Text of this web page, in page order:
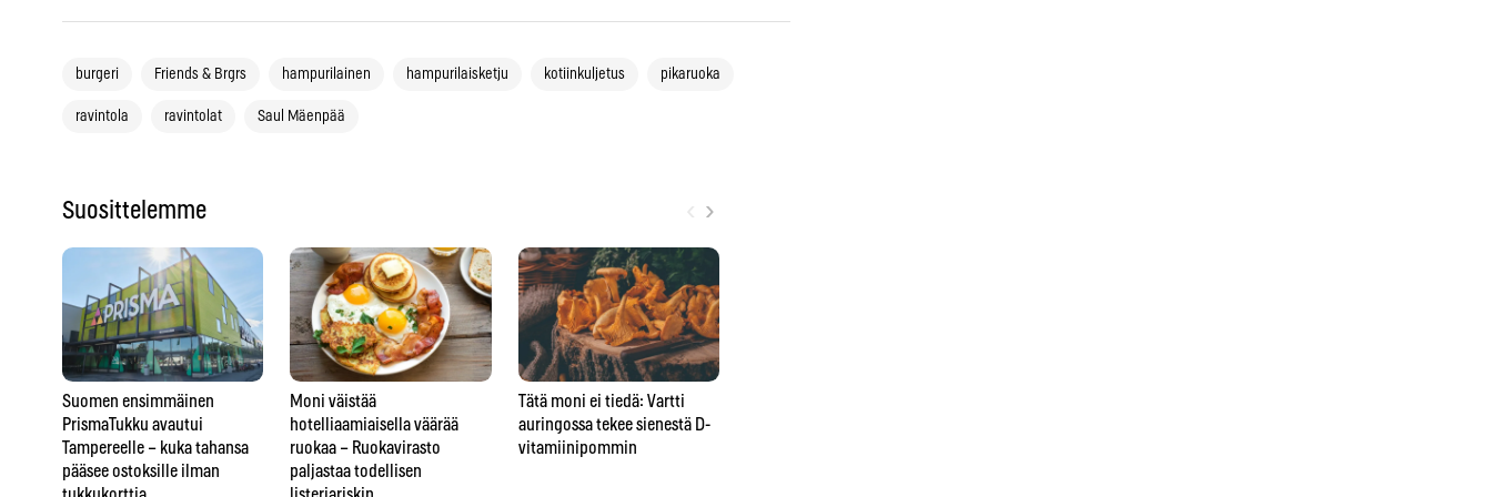
burgeri Friends & Brgrs hampurilainen hampurilaisketju kotiinkuljetus pikaruoka
ravintola ravintolat Saul Mäenpää
Suosittelemme ›
Suomen ensimmäinen
PrismaTukku avautui
Tampereelle – kuka tahansa
pääsee ostoksille ilman
Moni väistää
hotelliaamiaisella väärää
ruokaa – Ruokavirasto
paljastaa todellisen
Tätä moni ei tiedä: Vartti
auringossa tekee sienestä D-
vitamiinipommin